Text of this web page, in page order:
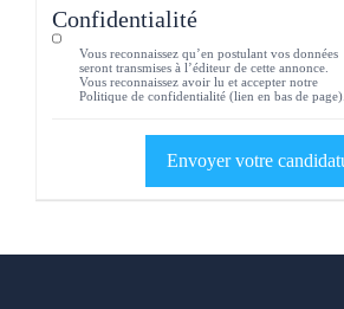
Confidentialité
Vous reconnaissez qu’en postulant vos données
seront transmises à l’éditeur de cette annonce.
Vous reconnaissez avoir lu et accepter notre
Politique de confidentialité (lien en bas de page).